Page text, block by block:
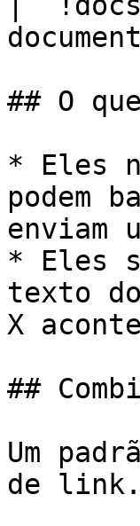
## O
* Eles
podem
enviam
* Eles
texto
X
##
Um
de link.